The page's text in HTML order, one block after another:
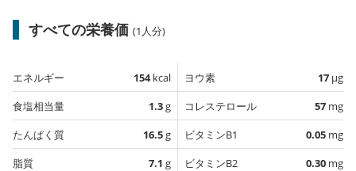
すべての栄養価 (1人分)
エネルギー 154kcal
食塩相当量
1.3g
たんぱく質
16.5g
脂質
7.1 g
ヨウ素 17 µg
コレステロール
57 mg
ビタミンB1
0.05 mg
ビタミンB2
0.30 mg